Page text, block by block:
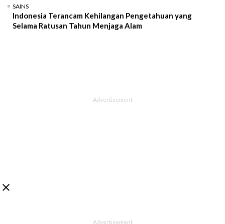
SAINS
Indonesia Terancam Kehilangan Pengetahuan yang
Selama Ratusan Tahun Menjaga Alam
